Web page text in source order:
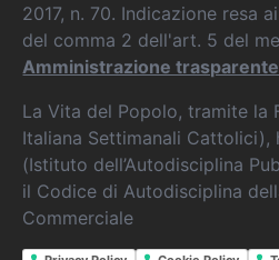
2017, n. 70. Indicazione resa
del comma 2 dell'art. 5 del
Amministrazione trasparente
La Vita del Popolo, tramite la
Italiana Settimanali Cattolici),
(Istituto dell’Autodisciplina
il Codice di Autodisciplina
Commerciale